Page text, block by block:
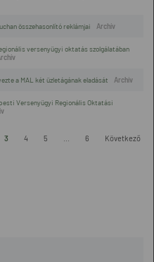
összehasonlító reklámjai
versenyügyi oktatás szolgálatában
a MAL két üzletágának eladását
Versenyügyi Regionális Oktatási
3 4 5 6 Következő